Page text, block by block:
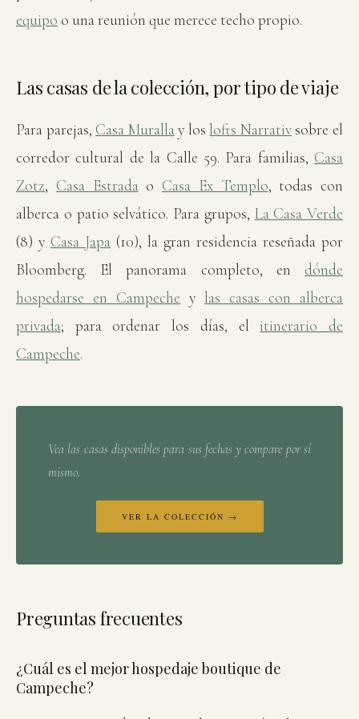
equipo o una reunión que merece techo propio.
Las casas de la colección, por tipo de viaje
Para parejas, Casa Muralla y loslofts Narrativsobre el
corredor cultural de la Calle 59. Para familias, Casa
Zotz, Casa Estrada o Casa Ex Templo, todas con
alberca o patio selvático. Para grupos, La Casa Verde
(8) y Casa Japa (10), la gran residencia reseñada por
Bloomberg. El panorama completo, en dónde
hospedarse en Campeche y las casas con alberca
privada; para ordenar los días, el itinerario de
Campeche.
Vea las casas disponibles para sus fechas y compare por sí
mismo.
VER LA COLECCIÓN →
Preguntas frecuentes
¿Cuál es el mejor hospedaje boutique de
Campeche?